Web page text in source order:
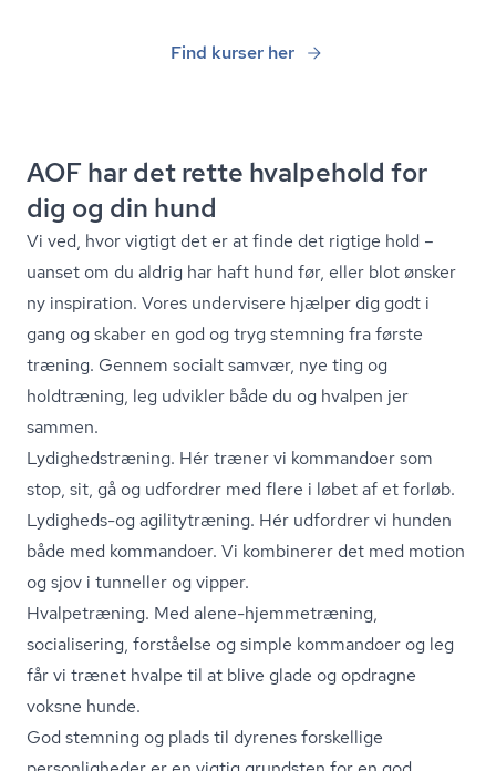
Find kurser her
AOF har det rette hvalpehold for
dig og din hund
Vi ved, hvor vigtigt det er at finde det rigtige hold –
uanset om du aldrig har haft hund før, eller blot ønsker
ny inspiration. Vores undervisere hjælper dig godt i
gang og skaber en god og tryg stemning fra første
træning. Gennem socialt samvær, nye ting og
holdtræning, leg udvikler både du og hvalpen jer
sammen.
Ly­dig­heds­træ­ning. Hér træner vi kommandoer som
stop, sit, gå og udfordrer med flere i løbet af et forløb.
Lydigheds-og agilitytræning. Hér udfordrer vi hunden
både med kommandoer. Vi kombinerer det med motion
og sjov i tunneller og vipper.
Hvalpetræning. Med alene-hjemmetræning,
socialisering, forståelse og simple kommandoer og leg
får vi trænet hvalpe til at blive glade og opdragne
voksne hunde.
God stemning og plads til dyrenes forskellige